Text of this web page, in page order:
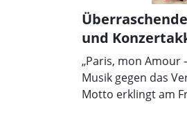
und
„Paris, mon Amour
Musik gegen das
Motto erklingt am